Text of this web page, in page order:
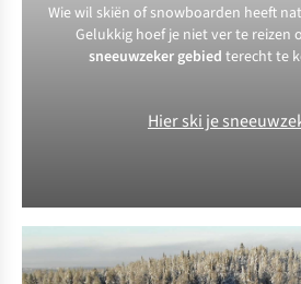
Wie wil skiën of snowboarden heeft
Gelukkig hoef je niet ver te reizen
sneeuwzeker gebied terecht te
Hier ski je